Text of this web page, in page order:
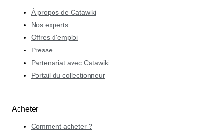
À propos de Catawiki
Nos experts
Offres d'emploi
Presse
Partenariat avec Catawiki
Portail du collectionneur
Acheter
Comment acheter ?